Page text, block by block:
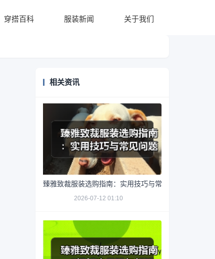
穿搭百科 服装新闻 关于我们
相关资讯
臻雅致裁服装选购指南：实用技巧与常见问题解析
2026-07-12 01:10